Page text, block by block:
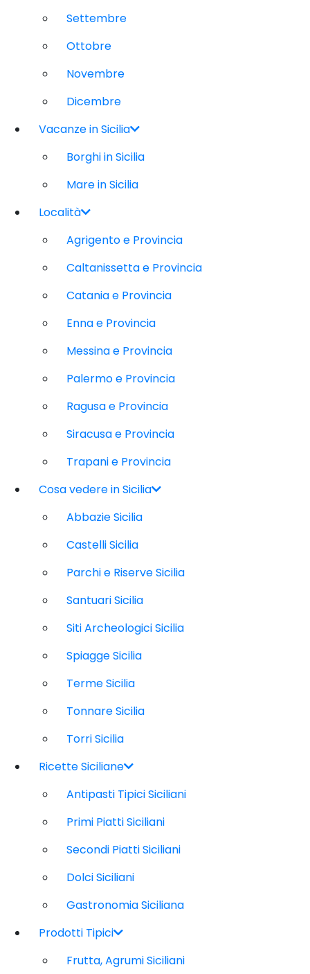
Settembre
Ottobre
Novembre
Dicembre
Vacanze in Sicilia
Borghi in Sicilia
Mare in Sicilia
Località
Agrigento e Provincia
Caltanissetta e Provincia
Catania e Provincia
Enna e Provincia
Messina e Provincia
Palermo e Provincia
Ragusa e Provincia
Siracusa e Provincia
Trapani e Provincia
Cosa vedere in Sicilia
Abbazie Sicilia
Castelli Sicilia
Parchi e Riserve Sicilia
Santuari Sicilia
Siti Archeologici Sicilia
Spiagge Sicilia
Terme Sicilia
Tonnare Sicilia
Torri Sicilia
Ricette Siciliane
Antipasti Tipici Siciliani
Primi Piatti Siciliani
Secondi Piatti Siciliani
Dolci Siciliani
Gastronomia Siciliana
Prodotti Tipici
Frutta, Agrumi Siciliani